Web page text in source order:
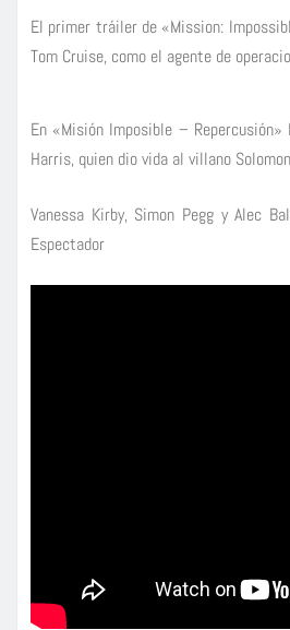
El primer tráiler de «Mission:
Tom Cruise, como el agente de
En «Misión Imposible –
Harris, quien dio vida al villano
Vanessa Kirby, Simon Pegg y Alec
Espectador